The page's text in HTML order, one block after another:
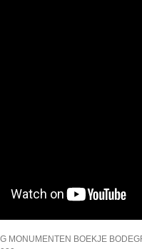
MONUMENTEN BOEKJE